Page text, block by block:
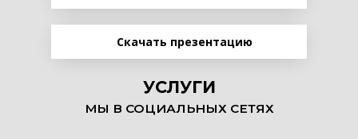
Скачать презентацию
УСЛУГИ
МЫ В СОЦИАЛЬНЫХ СЕТЯХ